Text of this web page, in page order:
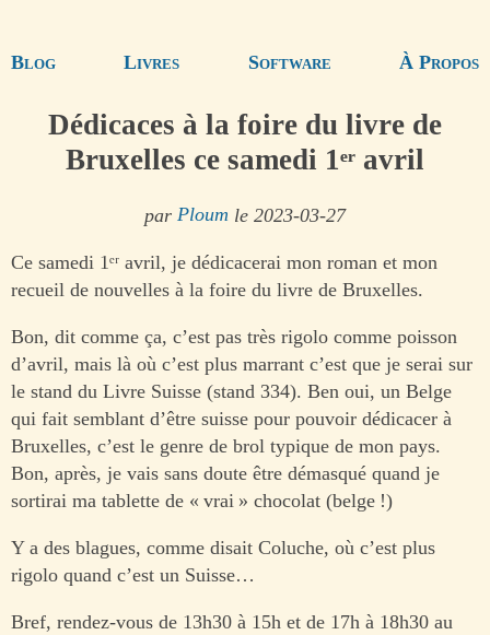
Blog Livres Software À Propos
Dédicaces à la foire du livre de
Bruxelles ce samedi 1ᵉʳ avril
par Ploum le 2023-03-27
Ce samedi 1ᵉʳ avril, je dédicacerai mon roman et mon
recueil de nouvelles à la foire du livre de Bruxelles.
Bon, dit comme ça, c’est pas très rigolo comme poisson
d’avril, mais là où c’est plus marrant c’est que je serai sur
le stand du Livre Suisse (stand 334). Ben oui, un Belge
qui fait semblant d’être suisse pour pouvoir dédicacer à
Bruxelles, c’est le genre de brol typique de mon pays.
Bon, après, je vais sans doute être démasqué quand je
sortirai ma tablette de « vrai » chocolat (belge !)
Y a des blagues, comme disait Coluche, où c’est plus
rigolo quand c’est un Suisse…
Bref, rendez-vous de 13h30 à 15h et de 17h à 18h30 au